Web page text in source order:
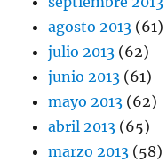
agosto 2013 (61)
julio 2013 (62)
junio 2013 (61)
mayo 2013 (62)
abril 2013 (65)
marzo 2013 (58)